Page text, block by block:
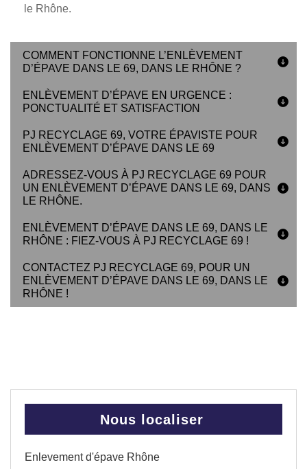
le Rhône.
COMMENT FONCTIONNE L’ENLÈVEMENT
D’ÉPAVE DANS LE 69, DANS LE RHÔNE ?
ENLÈVEMENT D’ÉPAVE EN URGENCE :
PONCTUALITÉ ET SATISFACTION
PJ RECYCLAGE 69, VOTRE ÉPAVISTE POUR
ENLÈVEMENT D’ÉPAVE DANS LE 69
ADRESSEZ-VOUS À PJ RECYCLAGE 69 POUR
UN ENLÈVEMENT D’ÉPAVE DANS LE 69, DANS
LE RHÔNE.
ENLÈVEMENT D’ÉPAVE DANS LE 69, DANS LE
RHÔNE : FIEZ-VOUS À PJ RECYCLAGE 69 !
CONTACTEZ PJ RECYCLAGE 69, POUR UN
ENLÈVEMENT D’ÉPAVE DANS LE 69, DANS LE
RHÔNE !
Nous localiser
Enlevement d'épave Rhône